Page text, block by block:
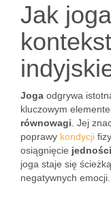
Jak
Joga odgrywa
kluczowym
równowagi . Jej
poprawy kondycji
osiągnięcie
joga staje się
negatywnych emocji.